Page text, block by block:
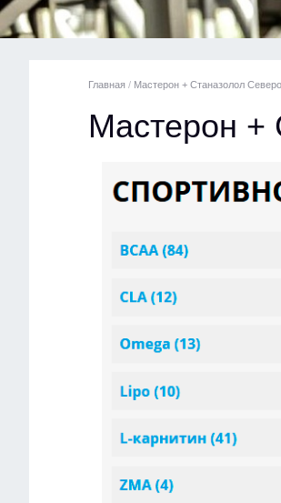
Главная / Мастерон + Станазолол
Мастерон +